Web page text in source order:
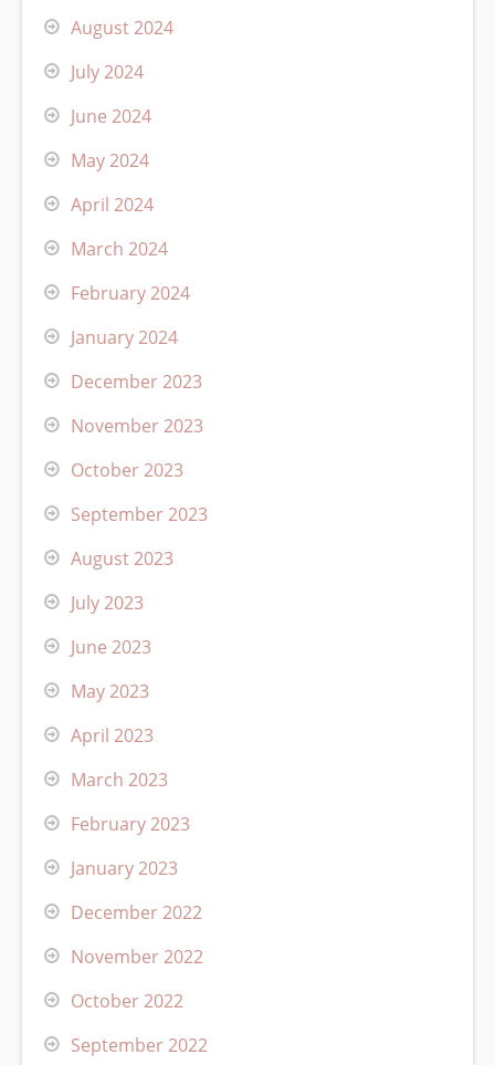
August 2024
July 2024
June 2024
May 2024
April 2024
March 2024
February 2024
January 2024
December 2023
November 2023
October 2023
September 2023
August 2023
July 2023
June 2023
May 2023
April 2023
March 2023
February 2023
January 2023
December 2022
November 2022
October 2022
September 2022